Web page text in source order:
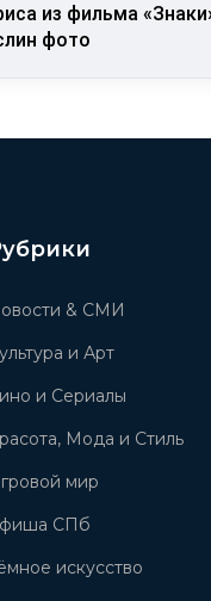
из фильма
фото
& СМИ
и Арт
и Сериалы
Мода и Стиль
мир
СПб
искусство